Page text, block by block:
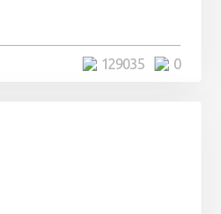
0
129035